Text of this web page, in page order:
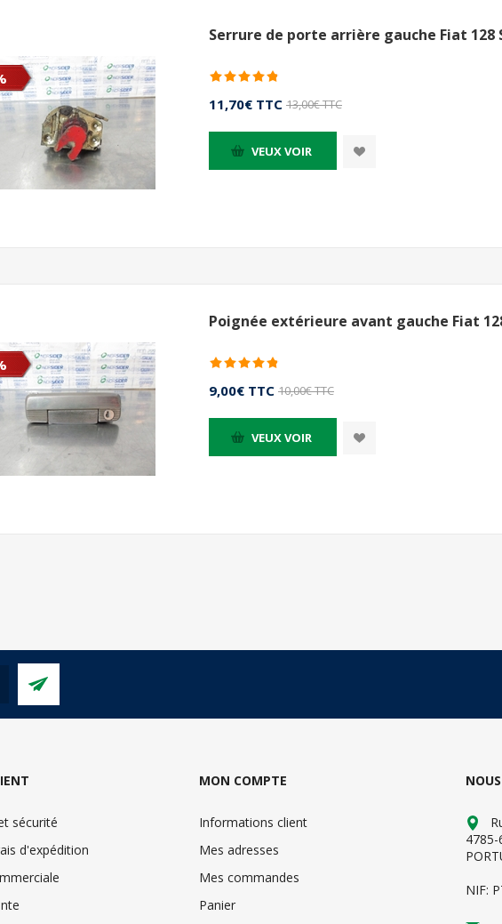
Serrure de porte arrière gauche Fiat 128
11,70€ TTC 13,00€ TTC
VEUX VOIR
Poignée extérieure avant gauche Fiat
9,00€ TTC 10,00€ TTC
VEUX VOIR
sécurité
d'expédition
MON COMPTE
Informations client
Mes adresses
Mes commandes
Panier
4785-
NIF: